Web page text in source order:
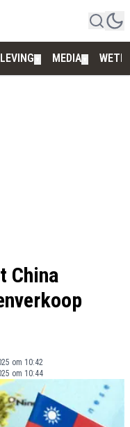
MEDIA
China
om 10:42
om 10:44